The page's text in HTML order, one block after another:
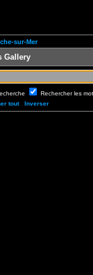
sur-Mer
Gallery
Rechercher les
tout Inverser